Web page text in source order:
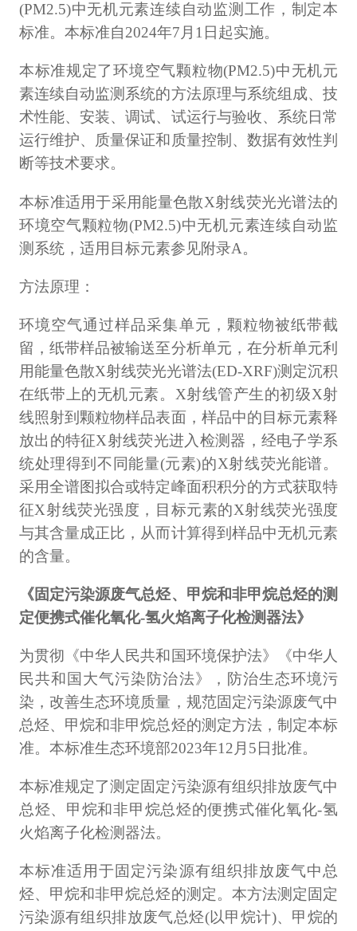
(PM2.5)中无机元素连续自动监测工作，制定本
标准。本标准自2024年7月1日起实施。
本标准规定了环境空气颗粒物(PM2.5)中无机元
素连续自动监测系统的方法原理与系统组成、技
术性能、安装、调试、试运行与验收、系统日常
运行维护、质量保证和质量控制、数据有效性判
断等技术要求。
本标准适用于采用能量色散X射线荧光光谱法的
环境空气颗粒物(PM2.5)中无机元素连续自动监
测系统，适用目标元素参见附录A。
方法原理：
环境空气通过样品采集单元，颗粒物被纸带截
留，纸带样品被输送至分析单元，在分析单元利
用能量色散X射线荧光光谱法(ED-XRF)测定沉积
在纸带上的无机元素。X射线管产生的初级X射
线照射到颗粒物样品表面，样品中的目标元素释
放出的特征X射线荧光进入检测器，经电子学系
统处理得到不同能量(元素)的X射线荧光能谱。
采用全谱图拟合或特定峰面积积分的方式获取特
征X射线荧光强度，目标元素的X射线荧光强度
与其含量成正比，从而计算得到样品中无机元素
的含量。
《固定污染源废气总烃、甲烷和非甲烷总烃的测
定便携式催化氧化-氢火焰离子化检测器法》
为贯彻《中华人民共和国环境保护法》《中华人
民共和国大气污染防治法》，防治生态环境污
染，改善生态环境质量，规范固定污染源废气中
总烃、甲烷和非甲烷总烃的测定方法，制定本标
准。本标准生态环境部2023年12月5日批准。
本标准规定了测定固定污染源有组织排放废气中
总烃、甲烷和非甲烷总烃的便携式催化氧化-氢
火焰离子化检测器法。
本标准适用于固定污染源有组织排放废气中总
烃、甲烷和非甲烷总烃的测定。本方法测定固定
污染源有组织排放废气总烃(以甲烷计)、甲烷的